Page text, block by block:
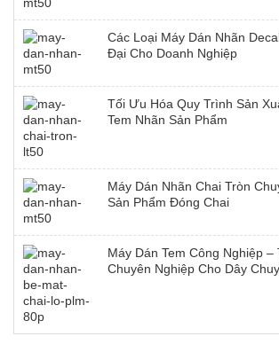
Các Loại Máy Dán Nhãn
Đại Cho Doanh Nghiệp
Tối Ưu Hóa Quy Trình Sản
Tem Nhãn Sản Phẩm
Máy Dán Nhãn Chai Tròn
Sản Phẩm Đóng Chai
Máy Dán Tem Công Nghiệp
Chuyên Nghiệp Cho Dây